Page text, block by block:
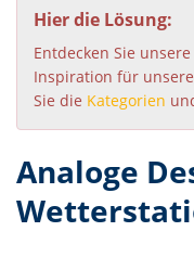
Hier die Lösung:
Entdecken Sie unsere
Inspiration für
Sie die Kategorien
Analoge